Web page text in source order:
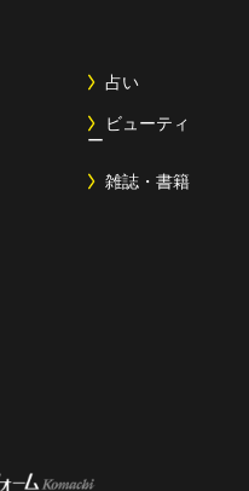
占い
ビューティ
ー
雑誌・書籍